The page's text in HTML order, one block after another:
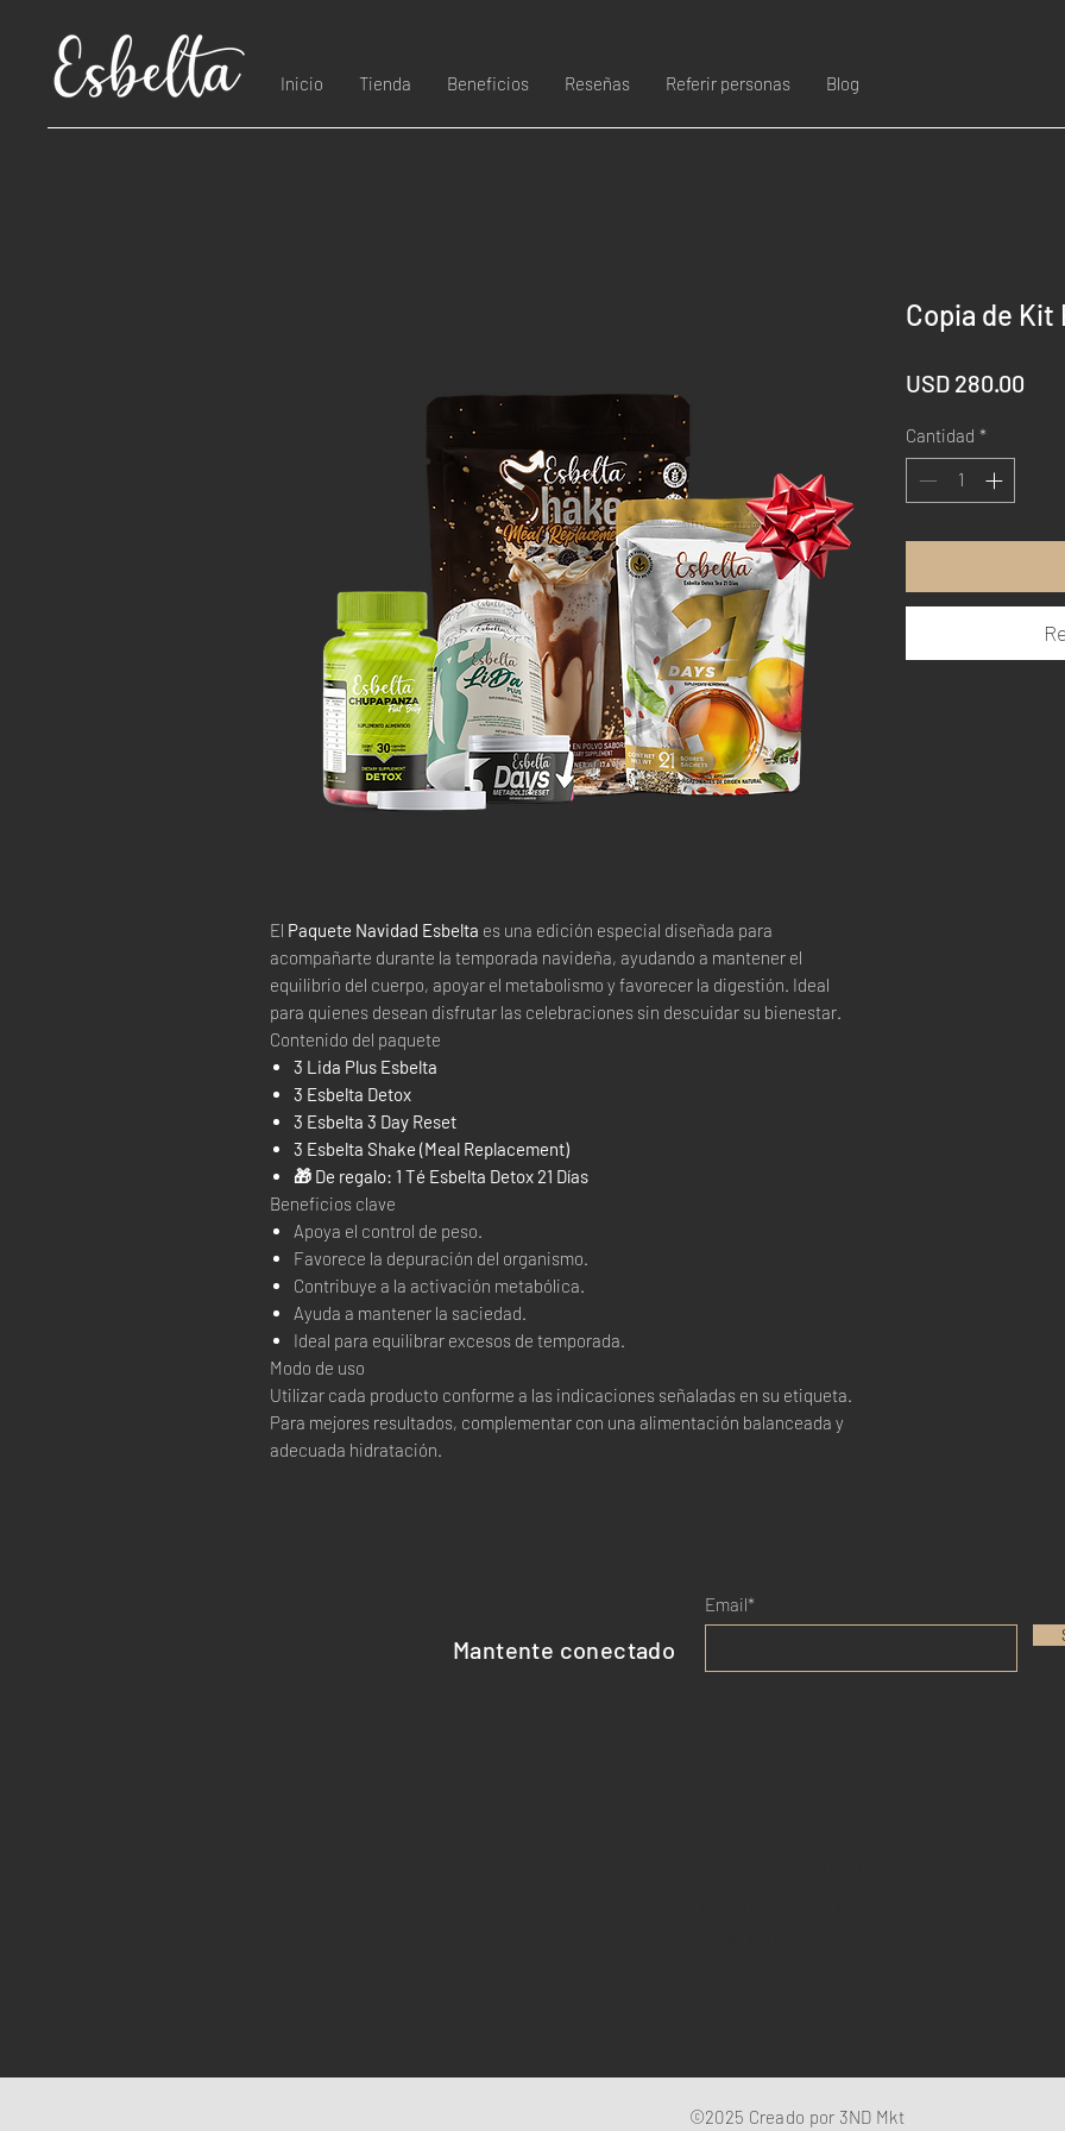
Inicio Tienda Beneficios Reseñas Referir personas Blog
El Paquete Navidad Esbelta es una edición especial diseñada para
acompañarte durante la temporada navideña, ayudando a mantener el
equilibrio del cuerpo, apoyar el metabolismo y favorecer la digestión. Ideal
para quienes desean disfrutar las celebraciones sin descuidar su bienestar.
Contenido del paquete
3 Lida Plus Esbelta
3 Esbelta Detox
3 Esbelta 3 Day Reset
3 Esbelta Shake (Meal Replacement)
🎁 De regalo: 1 Té Esbelta Detox 21 Días
Beneficios clave
Apoya el control de peso.
Favorece la depuración del organismo.
Contribuye a la activación metabólica.
Ayuda a mantener la saciedad.
Ideal para equilibrar excesos de temporada.
Modo de uso
Utilizar cada producto conforme a las indicaciones señaladas en su etiqueta.
Para mejores resultados, complementar con una alimentación balanceada y
adecuada hidratación.
Copia de Kit
USD 280.00
Cantidad *
Mantente conectado
Email*
©2025 Creado por 3ND Mkt